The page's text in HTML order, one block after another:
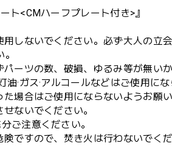
ト<CMハーフプレート付き>』
用しないでください。必ず大人の立
ーツの数、破損、ゆるみ等が無い
油·ガス·アルコールなどはご使用にな
場合はご使用にならないようお願い
ないでください。
ご注意ください。
ですので、焚き火は行わないでくだ